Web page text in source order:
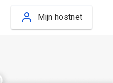
Mijn hostnet